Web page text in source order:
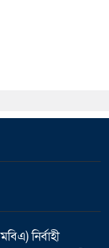
নির্বাহী